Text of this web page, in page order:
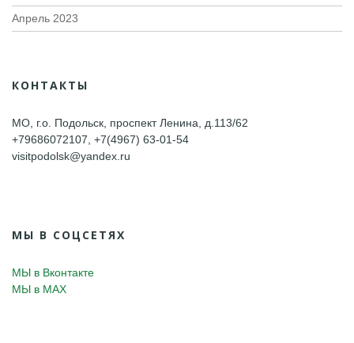
Апрель 2023
КОНТАКТЫ
МО, г.о. Подольск, проспект Ленина, д.113/62
+79686072107, +7(4967) 63-01-54
visitpodolsk@yandex.ru
МЫ В СОЦСЕТЯХ
МЫ в Вконтакте
МЫ в MAX